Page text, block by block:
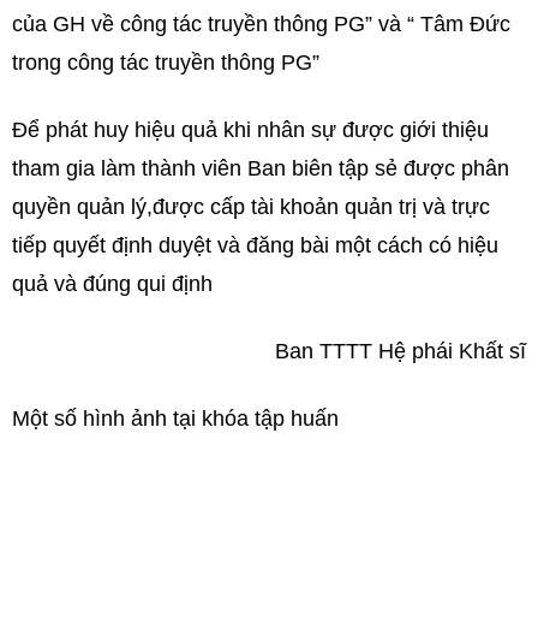
của GH về công tác truyền thông PG” và “ Tâm Đức
trong công tác truyền thông PG”
Để phát huy hiệu quả khi nhân sự được giới thiệu
tham gia làm thành viên Ban biên tập sẻ được phân
quyền quản lý,được cấp tài khoản quản trị và trực
tiếp quyết định duyệt và đăng bài một cách có hiệu
quả và đúng qui định
Ban TTTT Hệ phái Khất sĩ
Một số hình ảnh tại khóa tập huấn